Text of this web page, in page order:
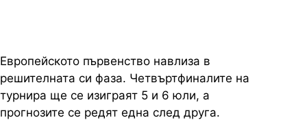
Европейското първенство навлиза в
решителната си фаза. Четвъртфиналите на
турнира ще се изиграят 5 и 6 юли, а
прогнозите се редят една след друга.